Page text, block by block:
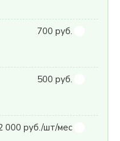
700 руб.
500 руб.
000 руб./шт/мес